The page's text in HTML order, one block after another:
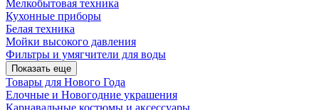
Мелкобытовая техника
Кухонные приборы
Белая техника
Мойки высокого давления
Фильтры и умягчители для воды
Показать еще
Товары для Нового Года
Елочные и Новогодние украшения
Карнавальные костюмы и аксессуары